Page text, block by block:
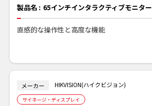
製品名 : 65インチインタラクティブモニター
直感的な操作性と高度な機能
メーカー HIKVISION(ハイクビジョン)
サイネージ・ディスプレイ